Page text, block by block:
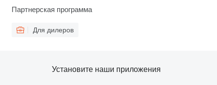
Партнерская программа
Для дилеров
Установите наши приложения